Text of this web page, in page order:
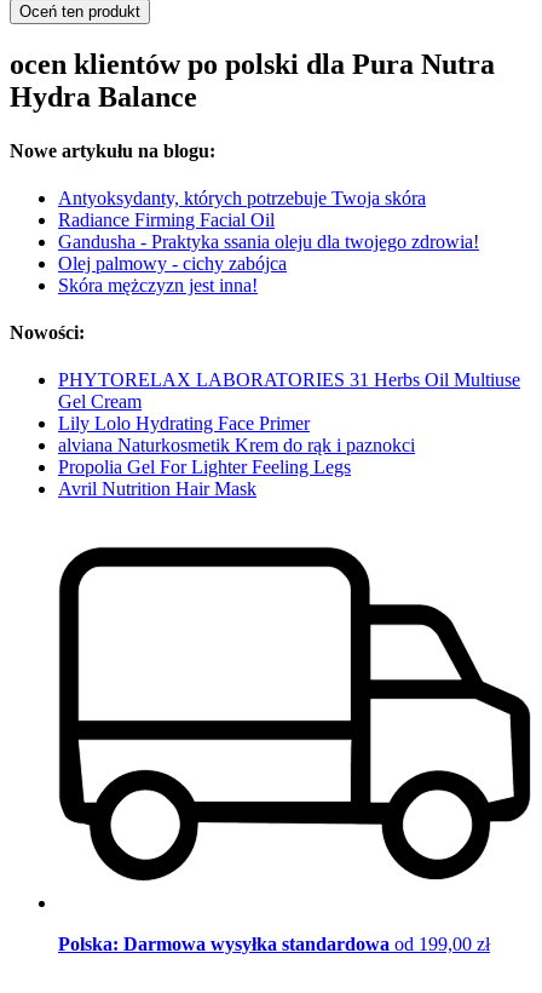
Oceń ten produkt
ocen klientów po polski dla Pura Nutra
Hydra Balance
Nowe artykułu na blogu:
Antyoksydanty, których potrzebuje Twoja skóra
Radiance Firming Facial Oil
Gandusha - Praktyka ssania oleju dla twojego zdrowia!
Olej palmowy - cichy zabójca
Skóra mężczyzn jest inna!
Nowości:
PHYTORELAX LABORATORIES 31 Herbs Oil Multiuse
Gel Cream
Lily Lolo Hydrating Face Primer
alviana Naturkosmetik Krem do rąk i paznokci
Propolia Gel For Lighter Feeling Legs
Avril Nutrition Hair Mask
Polska: Darmowa wysyłka standardowa od 199,00 zł